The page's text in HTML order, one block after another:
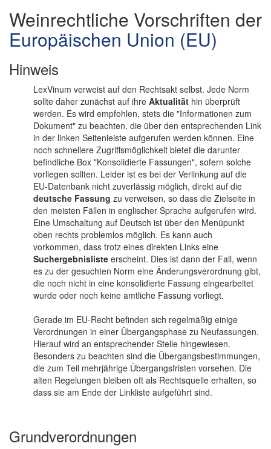
Weinrechtliche Vorschriften der
Europäischen Union (EU)
Hinweis
LexVinum verweist auf den Rechtsakt selbst. Jede Norm
sollte daher zunächst auf ihre Aktualität hin überprüft
werden. Es wird empfohlen, stets die "Informationen zum
Dokument" zu beachten, die über den entsprechenden Link
in der linken Seitenleiste aufgerufen werden können. Eine
noch schnellere Zugriffsmöglichkeit bietet die darunter
befindliche Box "Konsolidierte Fassungen", sofern solche
vorliegen sollten. Leider ist es bei der Verlinkung auf die
EU-Datenbank nicht zuverlässig möglich, direkt auf die
deutsche Fassung zu verweisen, so dass die Zielseite in
den meisten Fällen in englischer Sprache aufgerufen wird.
Eine Umschaltung auf Deutsch ist über den Menüpunkt
oben rechts problemlos möglich. Es kann auch
vorkommen, dass trotz eines direkten Links eine
Suchergebnisliste erscheint. Dies ist dann der Fall, wenn
es zu der gesuchten Norm eine Änderungsverordnung gibt,
die noch nicht in eine konsolidierte Fassung eingearbeitet
wurde oder noch keine amtliche Fassung vorliegt.
Gerade im EU-Recht befinden sich regelmäßig einige
Verordnungen in einer Übergangsphase zu Neufassungen.
Hierauf wird an entsprechender Stelle hingewiesen.
Besonders zu beachten sind die Übergangsbestimmungen,
die zum Teil mehrjährige Übergangsfristen vorsehen. Die
alten Regelungen bleiben oft als Rechtsquelle erhalten, so
dass sie am Ende der Linkliste aufgeführt sind.
Grundverordnungen